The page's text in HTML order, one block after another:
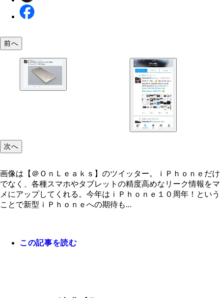
画像は【＠ＯｎＬｅａｋｓ】のツイッター。ｉＰ
ｅだけでなく、各種スマホやタブレットの精度高
ーク情報をマメにアップしてくれる。
前へ
次へ
画像は【＠ＯｎＬｅａｋｓ】のツイッター。ｉＰｈｏｎｅだけ
でなく、各種スマホやタブレットの精度高めなリーク情報をマ
メにアップしてくれる。今年はｉＰｈｏｎｅ１０周年！という
ことで新型ｉＰｈｏｎｅへの期待も...
この記事を読む